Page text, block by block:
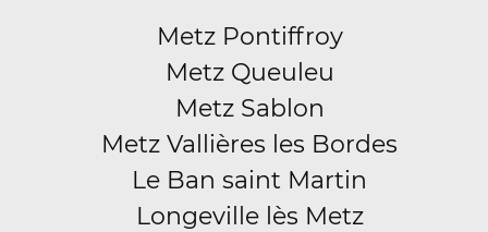
Metz Pontiffroy
Metz Queuleu
Metz Sablon
Metz Vallières les Bordes
Le Ban saint Martin
Longeville lès Metz